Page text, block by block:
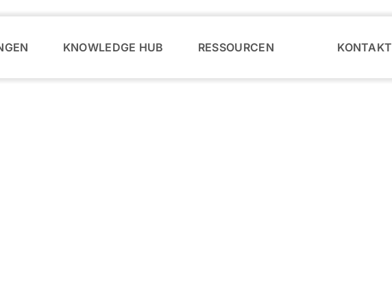
KNOWLEDGE HUB RESSOURCEN KONTAKT